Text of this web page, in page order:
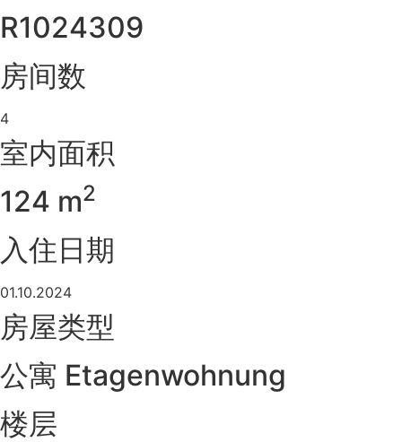
R1024309
房间数
4
室内面积
124 m2
入住日期
01.10.2024
房屋类型
公寓 Etagenwohnung
楼层